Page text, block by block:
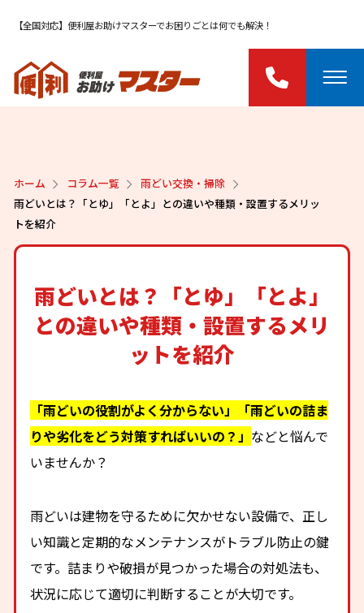
【全国対応】便利屋お助けマスターでお困りごとは何でも解決！
ホーム コラム一覧
雨どい交換・掃除
雨どいとは？「とゆ」「とよ」との違いや種類・設置するメリッ
トを紹介
雨どいとは？「とゆ」「とよ」
との違いや種類・設置するメリ
ットを紹介
「雨どいの役割がよく分からない」「雨どいの詰ま
りや劣化をどう対策すればいいの？」 などと悩んで
いませんか？
雨どいは建物を守るために欠かせない設備で、正し
い知識と定期的なメンテナンスがトラブル防止の鍵
です。詰まりや破損が見つかった場合の対処法も、
状況に応じて適切に判断することが大切です。